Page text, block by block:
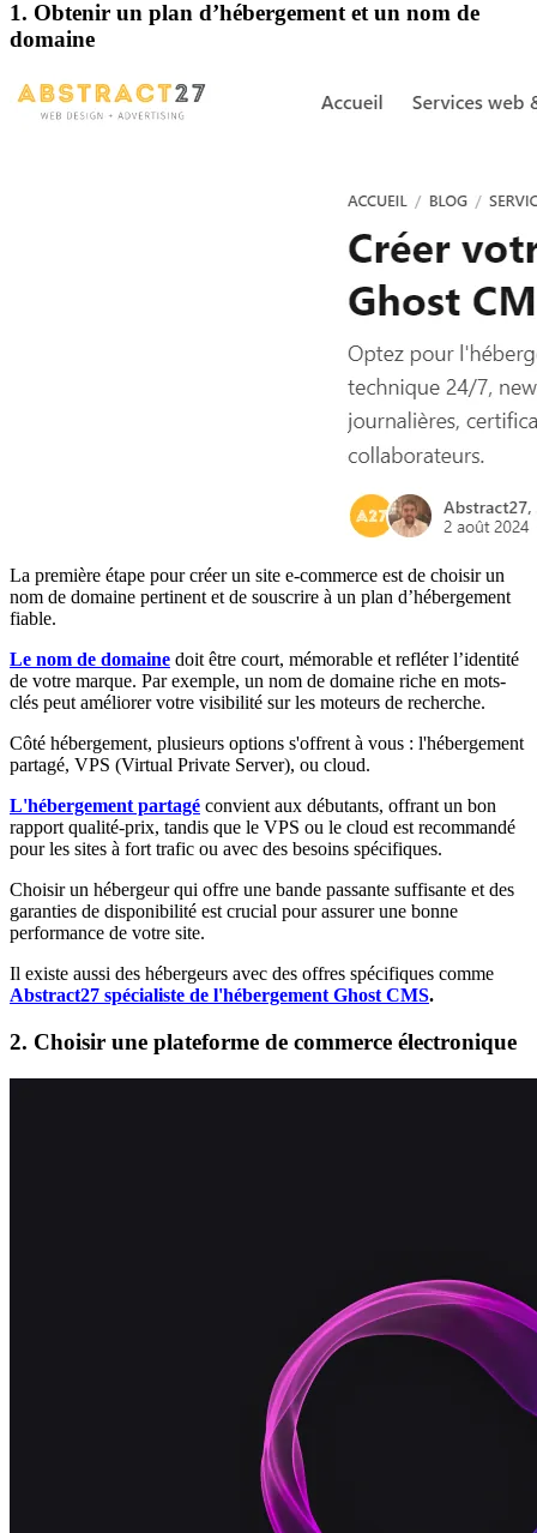
1. Obtenir un plan d’hébergement et un nom de
domaine
La première étape pour créer un site e-commerce est de choisir un
nom de domaine pertinent et de souscrire à un plan d’hébergement
fiable.
Le nom de domaine doit être court, mémorable et refléter l’identité
de votre marque. Par exemple, un nom de domaine riche en mots-
clés peut améliorer votre visibilité sur les moteurs de recherche.
Côté hébergement, plusieurs options s'offrent à vous : l'hébergement
partagé, VPS (Virtual Private Server), ou cloud.
L'hébergement partagé convient aux débutants, offrant un bon
rapport qualité-prix, tandis que le VPS ou le cloud est recommandé
pour les sites à fort trafic ou avec des besoins spécifiques.
Choisir un hébergeur qui offre une bande passante suffisante et des
garanties de disponibilité est crucial pour assurer une bonne
performance de votre site.
Il existe aussi des hébergeurs avec des offres spécifiques comme
Abstract27 spécialiste de l'hébergement Ghost CMS.
2. Choisir une plateforme de commerce électronique